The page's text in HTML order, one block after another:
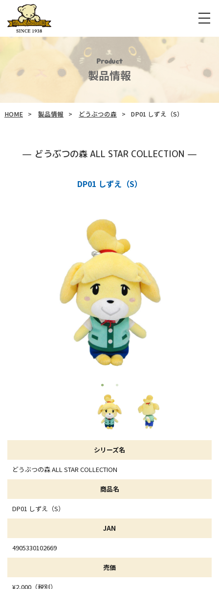
Product
製品情報
HOME 製品情報 どうぶつの森 DP01 しずえ（S）
どうぶつの森 ALL STAR COLLECTION
DP01 しずえ（S）
シリーズ名
どうぶつの森 ALL STAR COLLECTION
商品名
DP01 しずえ（S）
JAN
4905330102669
売価
¥2,000（税別）